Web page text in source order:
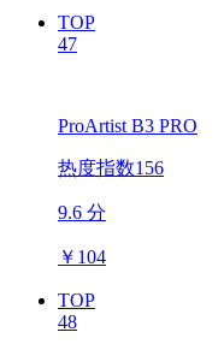
TOP
47
ProArtist B3 PRO
热度指数156
9.6 分
￥ 104
TOP
48